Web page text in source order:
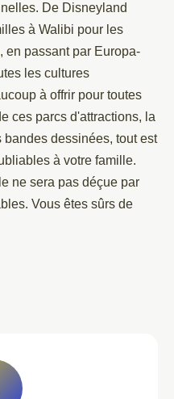
De Disneyland
à Walibi pour les
en passant par Europa-
les cultures
à offrir pour toutes
ces parcs d'attractions, la
dessinées, tout est
à votre famille.
ne sera pas déçue par
Vous êtes sûrs de